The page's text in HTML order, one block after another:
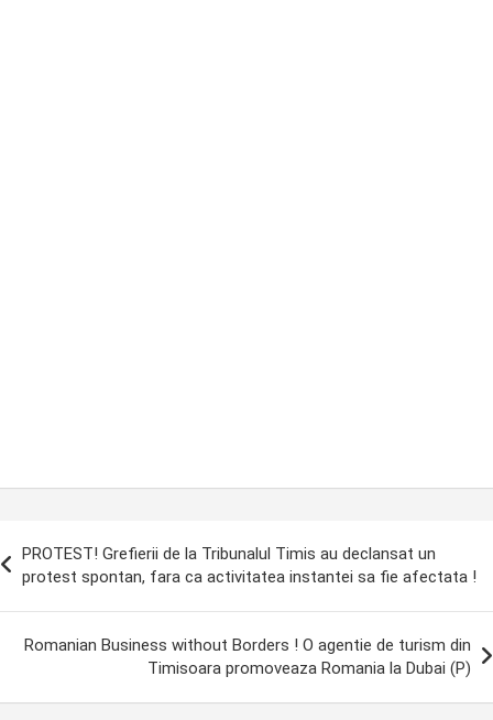
PROTEST! Grefierii de la Tribunalul Timis au declansat un
protest spontan, fara ca activitatea instantei sa fie afectata !
Romanian Business without Borders ! O agentie de turism din
Timisoara promoveaza Romania la Dubai (P)